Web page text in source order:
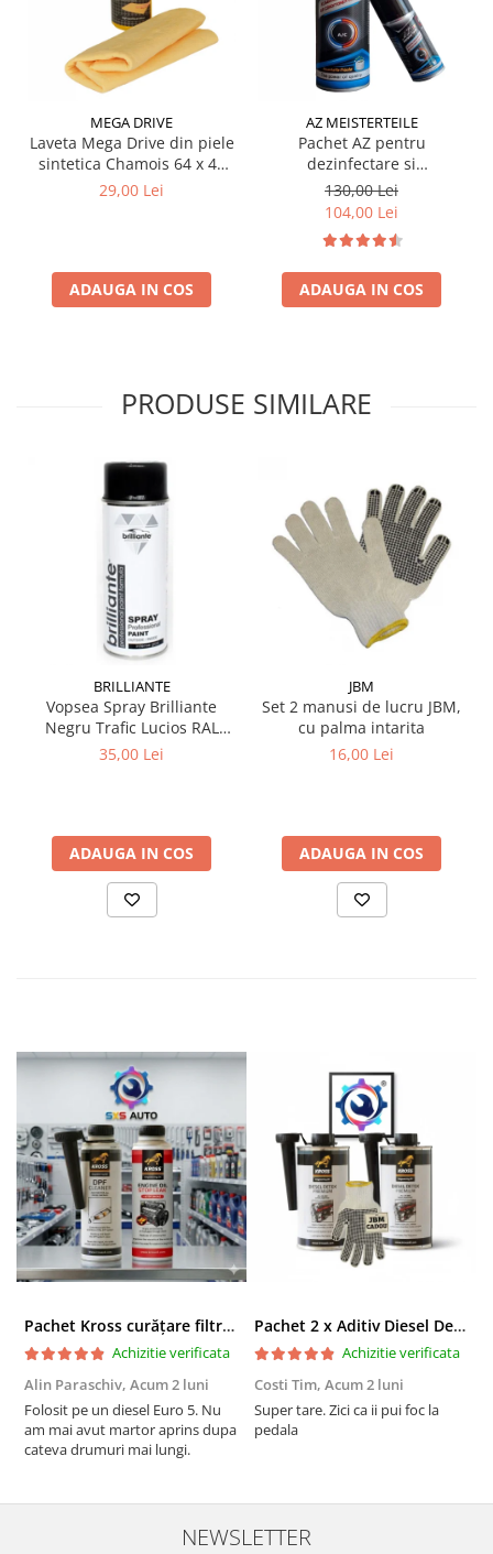
MEGA DRIVE
Laveta Mega Drive din piele
sintetica Chamois 64 x 43
cm
29,00 Lei
ADAUGA IN COS
AZ MEISTERTEILE
Pachet AZ pentru
dezinfectare si
improspatare instalatie
auto AC
130,00 Lei
104,00 Lei
ADAUGA IN COS
PRODUSE SIMILARE
BRILLIANTE
Vopsea Spray Brilliante
Negru Trafic Lucios RAL
9017 400 ml
35,00 Lei
ADAUGA IN COS
JBM
Set 2 manusi de lucru JBM,
cu palma intarita
16,00 Lei
ADAUGA IN COS
Pachet Kross curățare filtru particule DPF și etanșare ulei 250 ml + 250 ml
Achizitie verificata
Alin Paraschiv, Acum 2 luni
Folosit pe un diesel Euro 5. Nu
am mai avut martor aprins dupa
cateva drumuri mai lungi.
Pachet 2 x Aditiv Diesel Detox Premium Kross - Curățare Completă, +5 Puncte Cetanic & Protecție DPF/EGR
Achizitie verificata
Costi Tim, Acum 2 luni
Super tare. Zici ca ii pui foc la
pedala
NEWSLETTER